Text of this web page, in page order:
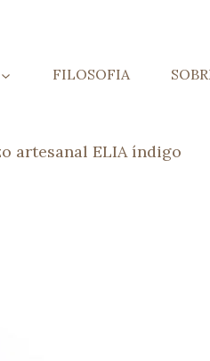
FILOSOFIA
artesanal ELIA índigo